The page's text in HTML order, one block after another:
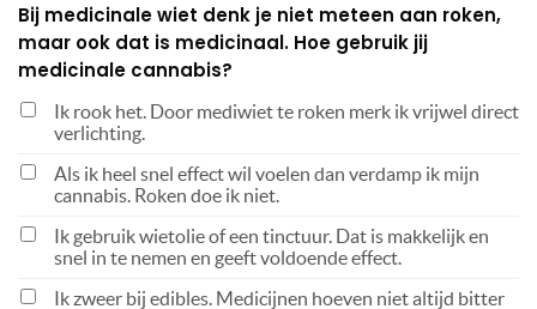
Bij medicinale wiet denk je niet meteen aan roken,
maar ook dat is medicinaal. Hoe gebruik jij
medicinale cannabis?
Ik rook het. Door mediwiet te roken merk ik vrijwel direct
verlichting.
Als ik heel snel effect wil voelen dan verdamp ik mijn
cannabis. Roken doe ik niet.
Ik gebruik wietolie of een tinctuur. Dat is makkelijk en
snel in te nemen en geeft voldoende effect.
Ik zweer bij edibles. Medicijnen hoeven niet altijd bitter